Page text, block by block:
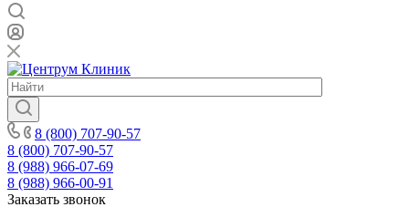
8 (800) 707-90-57
8 (800) 707-90-57
8 (988) 966-07-69
8 (988) 966-00-91
Заказать звонок